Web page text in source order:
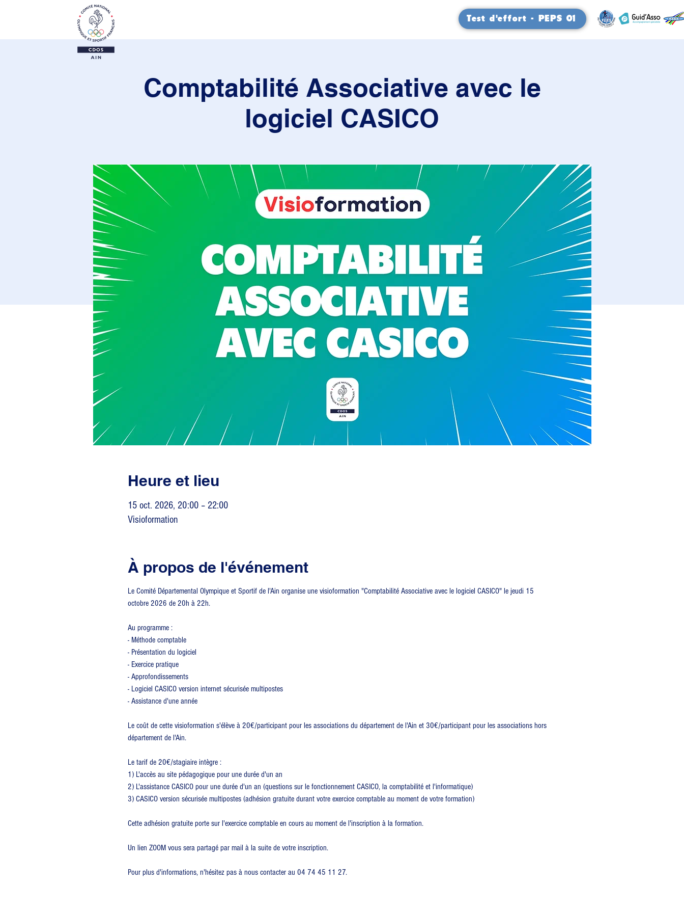
Test d'effort - PEPS 01
Comptabilité Associative avec le
logiciel CASICO
Heure et lieu
15 oct. 2026, 20:00 – 22:00
Visioformation
À propos de l'événement
Le Comité Départemental Olympique et Sportif de l'Ain organise une visioformation "Comptabilité Associative avec le logiciel CASICO" le jeudi 15
octobre 2026 de 20h à 22h.
Au programme :
- Méthode comptable
- Présentation du logiciel
- Exercice pratique
- Approfondissements
- Logiciel CASICO version internet sécurisée multipostes
- Assistance d'une année
Le coût de cette visioformation s'élève à 20€/participant pour les associations du département de l'Ain et 30€/participant pour les associations hors
département de l'Ain.
Le tarif de 20€/stagiaire intègre :
1) L'accès au site pédagogique pour une durée d'un an
2) L'assistance CASICO pour une durée d'un an (questions sur le fonctionnement CASICO, la comptabilité et l'informatique)
3) CASICO version sécurisée multipostes (adhésion gratuite durant votre exercice comptable au moment de votre formation)
Cette adhésion gratuite porte sur l'exercice comptable en cours au moment de l'inscription à la formation.
Un lien ZOOM vous sera partagé par mail à la suite de votre inscription.
Pour plus d'informations, n'hésitez pas à nous contacter au 04 74 45 11 27.